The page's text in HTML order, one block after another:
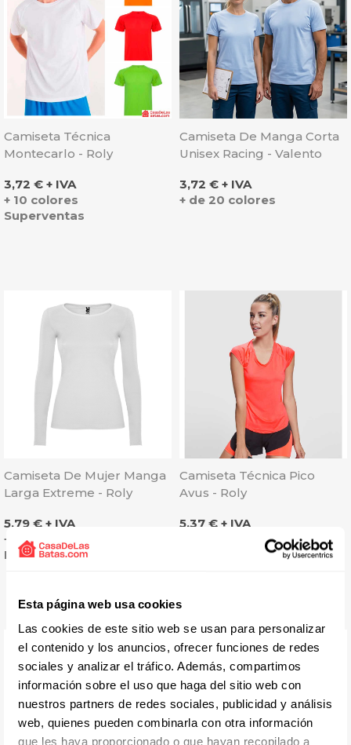
Esta página web usa cookies
Las cookies de este sitio web se usan para personalizar
el contenido y los anuncios, ofrecer funciones de redes
sociales y analizar el tráfico. Además, compartimos
información sobre el uso que haga del sitio web con
nuestros partners de redes sociales, publicidad y análisis
web, quienes pueden combinarla con otra información
que les haya proporcionado o que hayan recopilado a
Camiseta Técnica
Montecarlo - Roly
Precio
3,72 € + IVA
+ 10 colores
Superventas
Camiseta De Manga Corta
Unisex Racing - Valento
Precio
3,72 € + IVA
+ de 20 colores
Camiseta De Mujer Manga
Larga Extreme - Roly
Precio
5,79 € + IVA
+ 10 colores
Disponible 24 / 48 H
Camiseta Técnica Pico
Avus - Roly
Precio
5,37 € + IVA